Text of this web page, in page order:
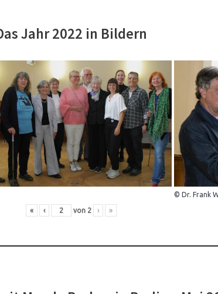
Jahr 2022 in Bildern
© Dr. Frank
« ‹ von 2 › »